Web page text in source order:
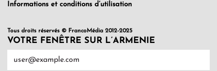
Informations et conditions d’utilisation
Tous droits réservés © FrancoMédia 2012-2025
VOTRE FENÊTRE SUR L’ARMENIE